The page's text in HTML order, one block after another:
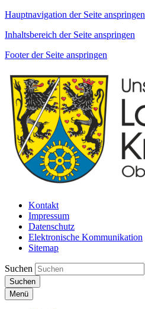
Hauptnavigation der Seite anspringen
Inhaltsbereich der Seite anspringen
Footer der Seite anspringen
Kontakt
Impressum
Datenschutz
Elektronische Kommunikation
Sitemap
Suchen
Suchen
Menü